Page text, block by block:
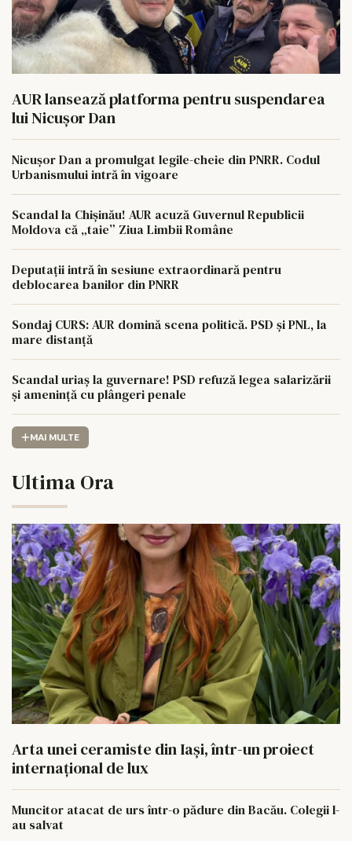
AUR lansează platforma pentru suspendarea
lui Nicușor Dan
Nicușor Dan a promulgat legile-cheie din PNRR. Codul
Urbanismului intră în vigoare
Scandal la Chișinău! AUR acuză Guvernul Republicii
Moldova că „taie” Ziua Limbii Române
Deputații intră în sesiune extraordinară pentru
deblocarea banilor din PNRR
Sondaj CURS: AUR domină scena politică. PSD și PNL, la
mare distanță
Scandal uriaș la guvernare! PSD refuză legea salarizării
și amenință cu plângeri penale
MAI MULTE
Ultima Ora
Arta unei ceramiste din Iași, într-un proiect
internațional de lux
Muncitor atacat de urs într-o pădure din Bacău. Colegii l-
au salvat